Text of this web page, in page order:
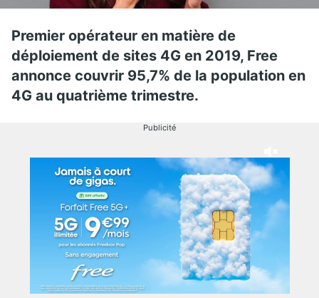
Premier opérateur en matière de
déploiement de sites 4G en 2019, Free
annonce couvrir 95,7% de la population en
4G au quatrième trimestre.
Publicité